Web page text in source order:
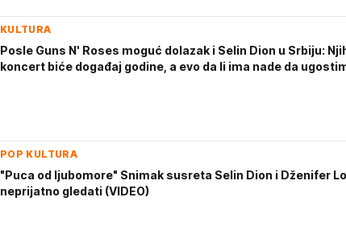
KULTURA
Posle Guns N' Roses moguć dolazak i Selin Dion u Srbiju:
koncert biće događaj godine, a evo da li ima nade da
POP KULTURA
"Puca od ljubomore" Snimak susreta Selin Dion i Dženifer
neprijatno gledati (VIDEO)